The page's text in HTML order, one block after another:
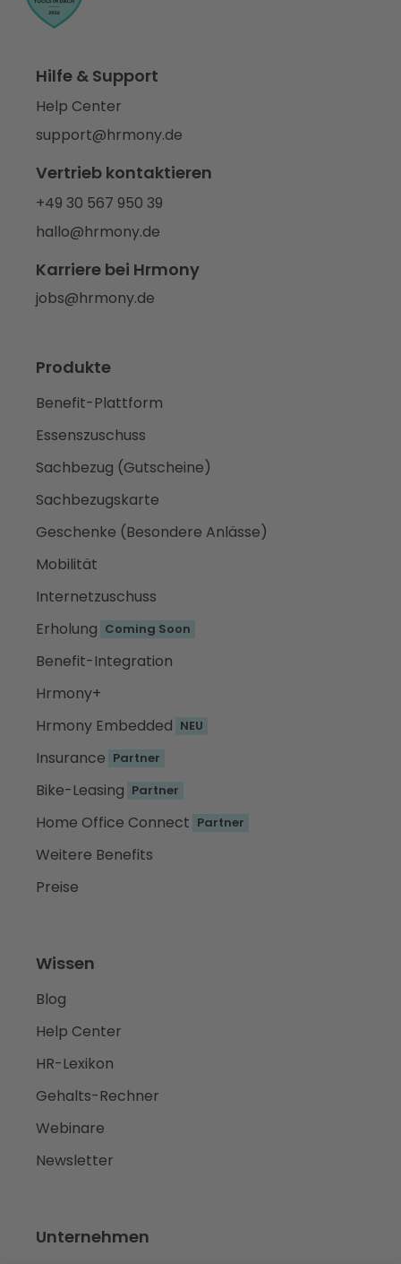
Hilfe & Support
Help Center
support@hrmony.de
Vertrieb kontaktieren
+49 30 567 950 39
hallo@hrmony.de
Karriere bei Hrmony
jobs@hrmony.de
Produkte
Benefit-Plattform
Essenszuschuss
Sachbezug (Gutscheine)
Sachbezugskarte
Geschenke (Besondere Anlässe)
Mobilität
Internetzuschuss
Erholung Coming Soon
Benefit-Integration
Hrmony+
Hrmony Embedded NEU
Insurance Partner
Bike-Leasing Partner
Home Office Connect Partner
Weitere Benefits
Preise
Wissen
Blog
Help Center
HR-Lexikon
Gehalts-Rechner
Webinare
Newsletter
Unternehmen